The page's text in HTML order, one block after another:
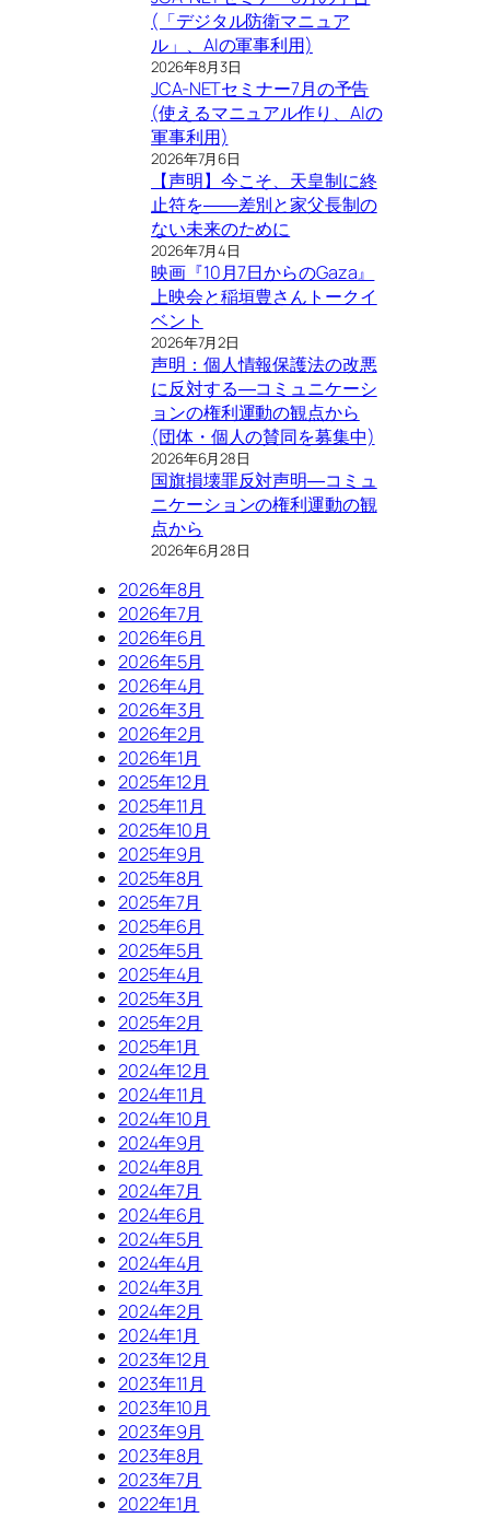
(「デジタル防衛マニュア
ル」、AIの軍事利用)
2026年8月3日
JCA-NETセミナー7月の予告
(使えるマニュアル作り、AIの
軍事利用)
2026年7月6日
【声明】今こそ、天皇制に終
止符を――差別と家父長制の
ない未来のために
2026年7月4日
映画『10月7日からのGaza』
上映会と稲垣豊さんトークイ
ベント
2026年7月2日
声明：個人情報保護法の改悪
に反対する―コミュニケーシ
ョンの権利運動の観点から
(団体・個人の賛同を募集中)
2026年6月28日
国旗損壊罪反対声明―コミュ
ニケーションの権利運動の観
点から
2026年6月28日
2026年8月
2026年7月
2026年6月
2026年5月
2026年4月
2026年3月
2026年2月
2026年1月
2025年12月
2025年11月
2025年10月
2025年9月
2025年8月
2025年7月
2025年6月
2025年5月
2025年4月
2025年3月
2025年2月
2025年1月
2024年12月
2024年11月
2024年10月
2024年9月
2024年8月
2024年7月
2024年6月
2024年5月
2024年4月
2024年3月
2024年2月
2024年1月
2023年12月
2023年11月
2023年10月
2023年9月
2023年8月
2023年7月
2022年1月